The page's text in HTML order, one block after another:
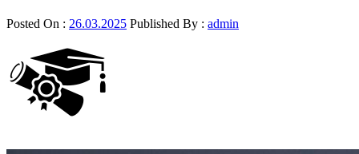
Posted On : 26.03.2025 Published By : admin